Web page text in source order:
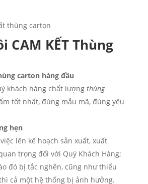
CAM KẾT Thùng
carton hàng đầu
khách hàng chất lượng thùng
tốt nhất, đúng mẫu mã, đúng yêu
hẹn
lên kế hoạch sản xuất, xuất
trọng đối với Quý Khách Hàng;
đó bị tắc nghẽn, cũng như thiếu
cả một hệ thống bị ảnh hưởng.